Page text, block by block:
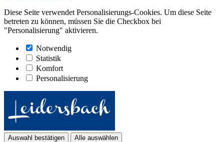
Diese Seite verwendet Personalisierungs-Cookies. Um diese Seite
betreten zu können, müssen Sie die Checkbox bei
"Personalisierung" aktivieren.
Notwendig
Statistik
Komfort
Personalisierung
Auswahl bestätigen Alle auswählen